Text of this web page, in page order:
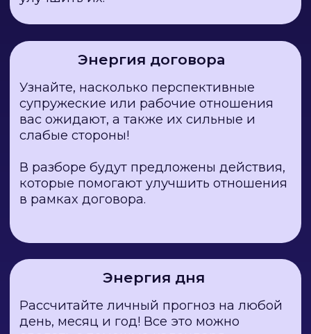
Полный разбор
• Ваш Личный Код
• Число Сознания
• Что приносит Вам удачу
• Циклы развития Вашего создания
• Позитивные и негативные
качества
• Число Миссии
• Число Реализации